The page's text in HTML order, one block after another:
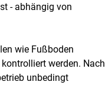
- abhängig von
wie Fußboden
werden. Nach
unbedingt